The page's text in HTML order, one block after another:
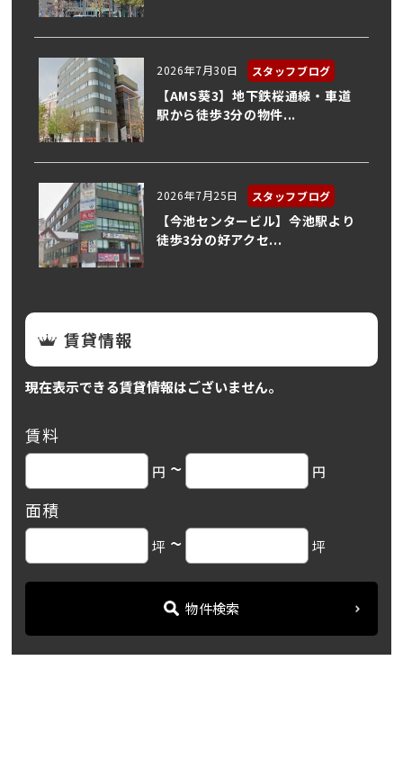
2026年7月30日 スタッフブログ
【AMS葵3】地下鉄桜通線・車道
駅から徒歩3分の物件...
2026年7月25日 スタッフブログ
【今池センタービル】今池駅より
徒歩3分の好アクセ...
賃貸情報
現在表示できる賃貸情報はございません。
賃料
円 ~ 円
面積
坪 ~ 坪
物件検索